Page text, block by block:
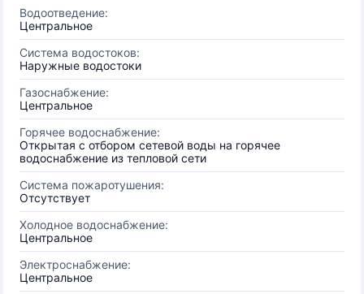
Водоотведение:
Центральное
Система водостоков:
Наружные водостоки
Газоснабжение:
Центральное
Горячее водоснабжение:
Открытая с отбором сетевой воды на горячее
водоснабжение из тепловой сети
Система пожаротушения:
Отсутствует
Холодное водоснабжение:
Центральное
Электроснабжение:
Центральное